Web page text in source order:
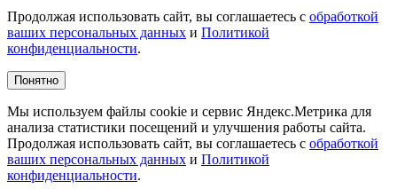
Продолжая использовать сайт, вы соглашаетесь с обработкой
ваших персональных данных и Политикой
конфиденциальности.
Понятно
Мы используем файлы cookie и сервис Яндекс.Метрика для
анализа статистики посещений и улучшения работы сайта.
Продолжая использовать сайт, вы соглашаетесь с обработкой
ваших персональных данных и Политикой
конфиденциальности.